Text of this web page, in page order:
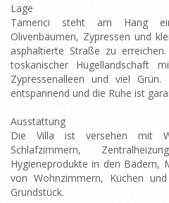
Lage
Tamerici steht am Hang
Olivenbäumen, Zypressen und
asphaltierte Straße zu
toskanischer Hügellandschaft
Zypressenalleen und viel
entspannend und die Ruhe ist
Ausstattung
Die Villa ist versehen mit
Schlafzimmern,
Hygieneprodukte in den Bädern,
von Wohnzimmern, Küchen
Grundstück.